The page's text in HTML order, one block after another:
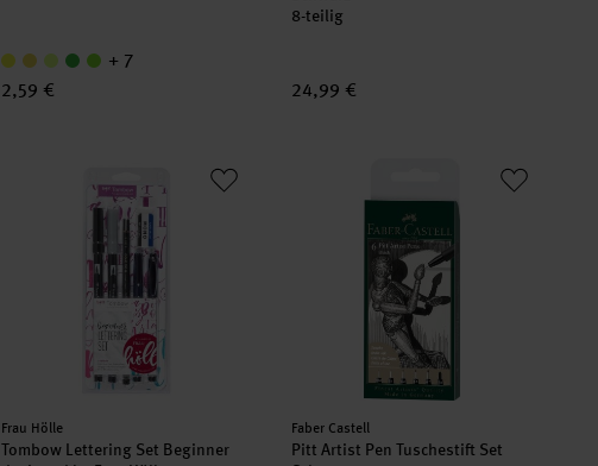
+ 7
2,59 €
8-teilig
24,99 €
Hersteller:
Frau Hölle
Tombow Lettering Set Beginner
Hersteller:
Faber Castell
Pitt Artist Pen Tuschestift Set